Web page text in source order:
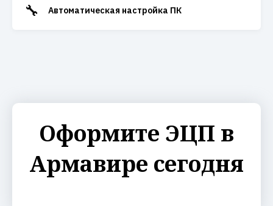
🔧 Автоматическая настройка ПК
Оформите ЭЦП в
Армавире сегодня